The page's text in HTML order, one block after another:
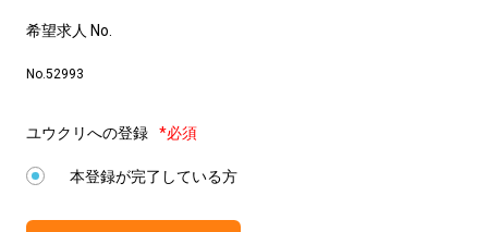
希望求人 No.
No.52993
ユウクリへの登録 *必須
本登録が完了している方